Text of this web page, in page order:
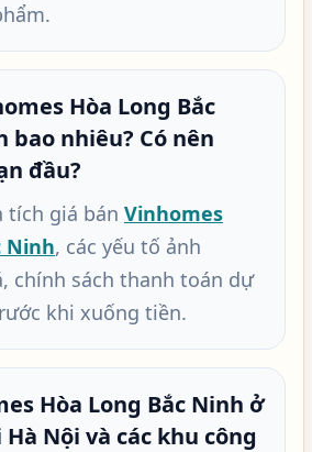
Hòa Long Bắc
bao nhiêu? Có nên
đầu?
tích giá bán Vinhomes
Ninh, các yếu tố ảnh
chính sách thanh toán dự
khi xuống tiền.
Hòa Long Bắc Ninh ở
Nội và các khu công